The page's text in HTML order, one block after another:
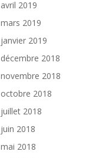
avril 2019
mars 2019
janvier 2019
décembre 2018
novembre 2018
octobre 2018
juillet 2018
juin 2018
mai 2018